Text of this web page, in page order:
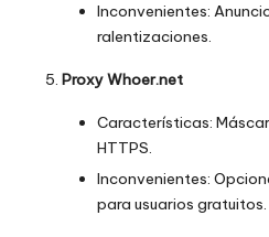
Inconvenientes:
ralentizaciones.
Proxy Whoer.net
Características:
HTTPS.
Inconvenientes:
para usuarios gratuitos.